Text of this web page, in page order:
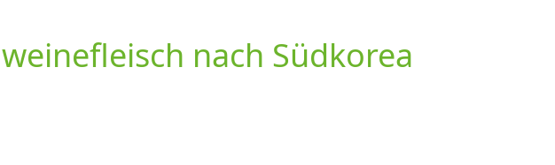
nach Südkorea